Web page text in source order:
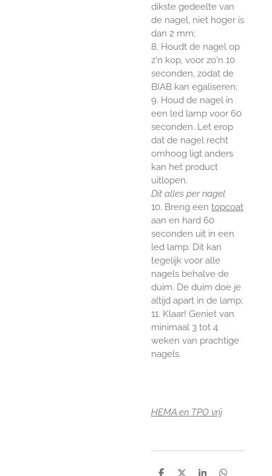
dikste gedeelte van
de nagel, niet hoger is
dan 2 mm;
8. Houdt de nagel op
z'n kop, voor zo'n 10
seconden, zodat de
BIAB kan egaliseren;
9. Houd de nagel in
een led lamp voor 60
seconden. Let erop
dat de nagel recht
omhoog ligt anders
kan het product
uitlopen.
Dit alles per nagel
10. Breng een topcoat
aan en hard 60
seconden uit in een
led lamp. Dit kan
tegelijk voor alle
nagels behalve de
duim. De duim doe je
altijd apart in de lamp;
11. Klaar! Geniet van
minimaal 3 tot 4
weken van prachtige
nagels.
HEMA en TPO vrij